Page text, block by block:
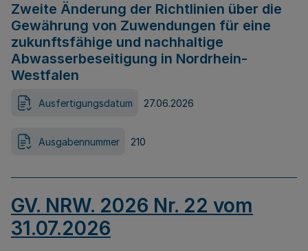
Zweite Änderung der Richtlinien über die
Gewährung von Zuwendungen für eine
zukunftsfähige und nachhaltige
Abwasserbeseitigung in Nordrhein-
Westfalen
Ausfertigungsdatum 27.06.2026
Ausgabennummer 210
GV. NRW. 2026 Nr. 22 vom
31.07.2026